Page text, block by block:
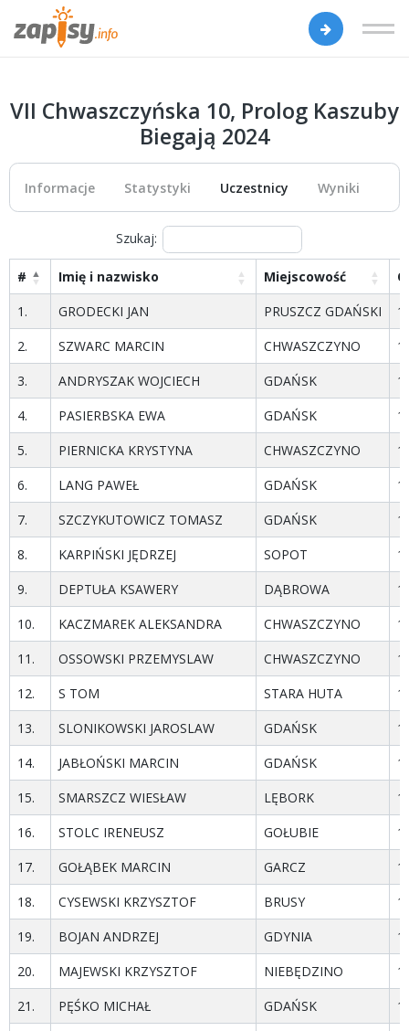
VII Chwaszczyńska 10, Prolog Kaszuby
Biegają 2024
Informacje Statystyki Uczestnicy Wyniki
Szukaj:
# Imię i nazwisko Miejscowość
1.
GRODECKI JAN PRUSZCZ GDAŃSKI
2.
SZWARC MARCIN CHWASZCZYNO
3.
ANDRYSZAK WOJCIECH GDAŃSK
4.
PASIERBSKA EWA GDAŃSK
5.
PIERNICKA KRYSTYNA CHWASZCZYNO
6.
LANG PAWEŁ GDAŃSK
7.
SZCZYKUTOWICZ TOMASZ GDAŃSK
8.
KARPIŃSKI JĘDRZEJ SOPOT
9.
DEPTUŁA KSAWERY DĄBROWA
10.
KACZMAREK ALEKSANDRA CHWASZCZYNO
11.
OSSOWSKI PRZEMYSLAW CHWASZCZYNO
12.
S TOM STARA HUTA
13.
SLONIKOWSKI JAROSLAW GDAŃSK
14.
JABŁOŃSKI MARCIN GDAŃSK
15.
SMARSZCZ WIESŁAW LĘBORK
16.
STOLC IRENEUSZ GOŁUBIE
17.
GOŁĄBEK MARCIN GARCZ
18.
CYSEWSKI KRZYSZTOF BRUSY
19.
BOJAN ANDRZEJ GDYNIA
20.
MAJEWSKI KRZYSZTOF NIEBĘDZINO
21.
PĘŚKO MICHAŁ GDAŃSK